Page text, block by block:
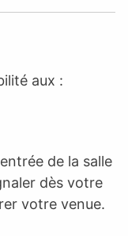
aux :
de la salle
dès votre
votre venue.